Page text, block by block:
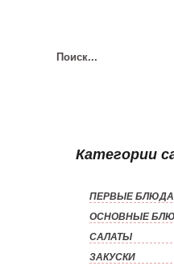
Категории
ПЕРВЫЕ БЛЮДА
ОСНОВНЫЕ
САЛАТЫ
ЗАКУСКИ